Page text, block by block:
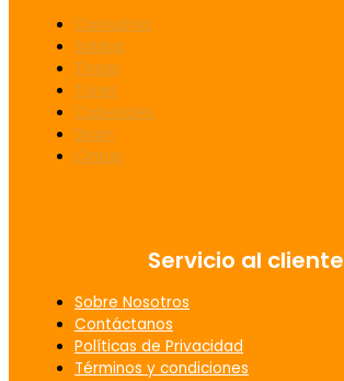
Cartuchos
Saldos
Tintas
Tóner
Cabezales
Drum
Cintas
Servicio al cliente
Sobre Nosotros
Contáctanos
Políticas de Privacidad
Términos y condiciones